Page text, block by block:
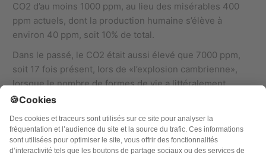
CO2 d’au moins 1000 ppm, au lieu des misérables 400
ppm actuels, dont la production humaine s’élève à
environ 40 ppm, soit 10% de total.
Dans le passé, le CO2 était aussi élevé que 7000 ppm,
soit 17 fois présent, lors de «l’explosion cambrienne»,
lorsque le nombre de formes de vie a littéralement
explosé.
Cela montre que des niveaux élevés de CO2 sont
totalement bénéfiques pour toutes les formes de vie
actuelles.